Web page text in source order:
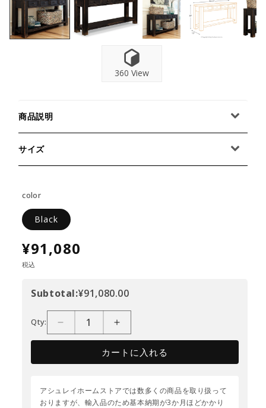
360 View
商品説明
サイズ
color
Black
¥91,080
税込
Subtotal:¥91,080.00
Qty:
カートに入れる
アシュレイホームストアでは数多くの商品を取り扱って
おりますが、輸入品のため基本納期が3か月ほどかかり